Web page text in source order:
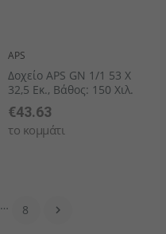
APS
Δοχείο APS GN 1/1 53 X
32,5 Εκ., Βάθος: 150 Χιλ.
€43.63
το κομμάτι
… 8 